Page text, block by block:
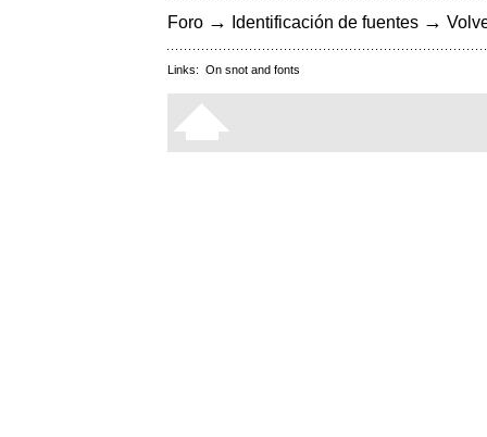
Foro → Identificación de fuentes →
Links: On snot and fonts